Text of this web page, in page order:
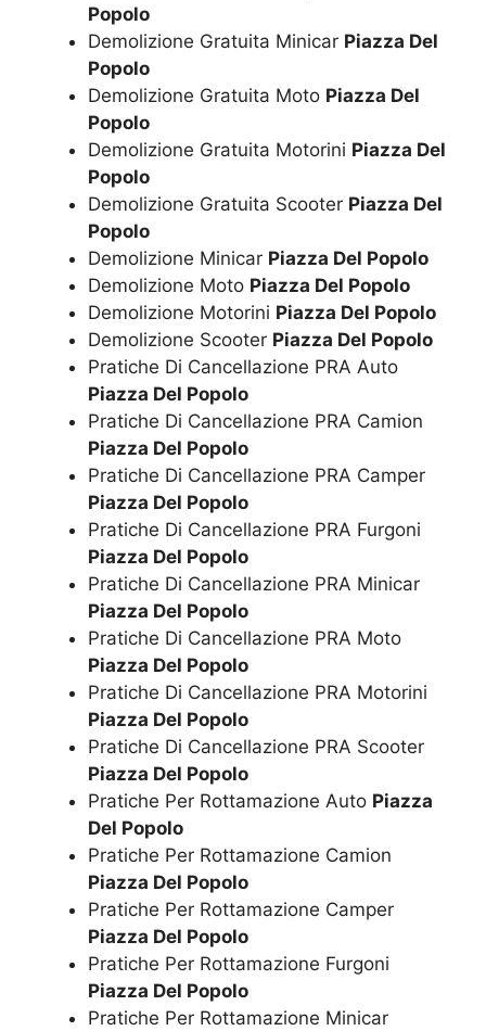
Popolo
Demolizione Gratuita Minicar Piazza Del
Popolo
Demolizione Gratuita Moto Piazza Del
Popolo
Demolizione Gratuita Motorini Piazza Del
Popolo
Demolizione Gratuita Scooter Piazza Del
Popolo
Demolizione Minicar Piazza Del Popolo
Demolizione Moto Piazza Del Popolo
Demolizione Motorini Piazza Del Popolo
Demolizione Scooter Piazza Del Popolo
Pratiche Di Cancellazione PRA Auto
Piazza Del Popolo
Pratiche Di Cancellazione PRA Camion
Piazza Del Popolo
Pratiche Di Cancellazione PRA Camper
Piazza Del Popolo
Pratiche Di Cancellazione PRA Furgoni
Piazza Del Popolo
Pratiche Di Cancellazione PRA Minicar
Piazza Del Popolo
Pratiche Di Cancellazione PRA Moto
Piazza Del Popolo
Pratiche Di Cancellazione PRA Motorini
Piazza Del Popolo
Pratiche Di Cancellazione PRA Scooter
Piazza Del Popolo
Pratiche Per Rottamazione Auto Piazza
Del Popolo
Pratiche Per Rottamazione Camion
Piazza Del Popolo
Pratiche Per Rottamazione Camper
Piazza Del Popolo
Pratiche Per Rottamazione Furgoni
Piazza Del Popolo
Pratiche Per Rottamazione Minicar